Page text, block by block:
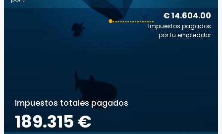
€ 14.604.00
Impuestos pagados
por tu empleador
Impuestos totales pagados
189.315 €